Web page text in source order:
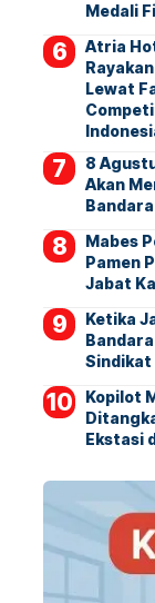
Medali
Atria
Lewat
8
Akan
Mabes
Pamen
Jabat
Ketika
Sindikat
Kopilot
Ekstasi